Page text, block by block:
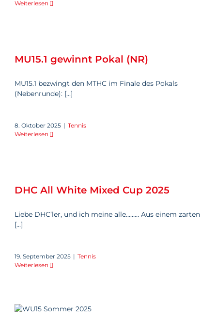
Weiterlesen
MU15.1 gewinnt Pokal (NR)
MU15.1 bezwingt den MTHC im Finale des Pokals
(Nebenrunde): [...]
8. Oktober 2025 | Tennis
Weiterlesen
DHC All White Mixed Cup 2025
Liebe DHC’ler, und ich meine alle……… Aus einem zarten
[...]
19. September 2025 | Tennis
Weiterlesen
WU15 haben Kampfgeist